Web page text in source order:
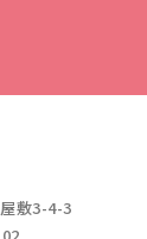
敷3-4-3